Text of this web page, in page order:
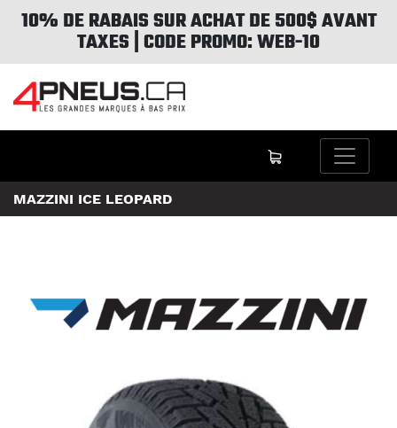
10% DE RABAIS SUR ACHAT DE 500$ AVANT
TAXES | CODE PROMO: WEB-10
MAZZINI ICE LEOPARD